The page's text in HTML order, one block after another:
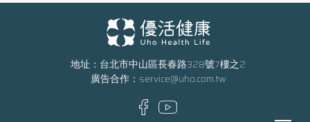
地址：台北市中山區長春路328號7樓之2
廣告合作： service@uho.com.tw